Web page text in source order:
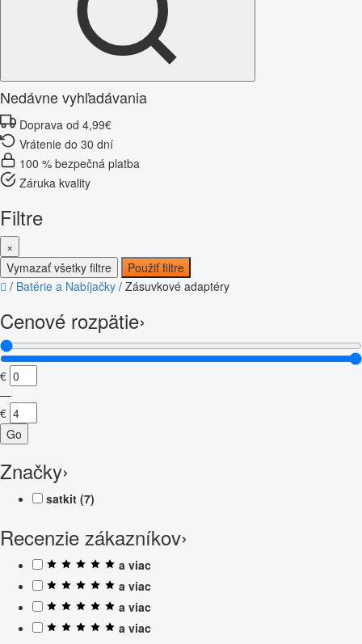
Nedávne vyhľadávania
Doprava od 4,99€
Vrátenie do 30 dní
100 % bezpečná platba
Záruka kvality
Filtre
×
Vymazať všetky filtre
Použiť filtre
/ Batérie a Nabíjačky / Zásuvkové adaptéry
Cenové rozpätie›
€
—
€
Go
Značky›
satkit (7)
Recenzie zákazníkov›
a viac
a viac
a viac
a viac